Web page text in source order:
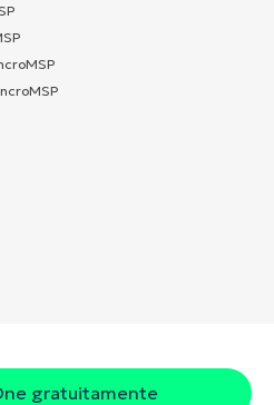
gratuitamente